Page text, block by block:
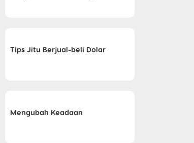
Tips Jitu Berjual-beli Dolar
Mengubah Keadaan